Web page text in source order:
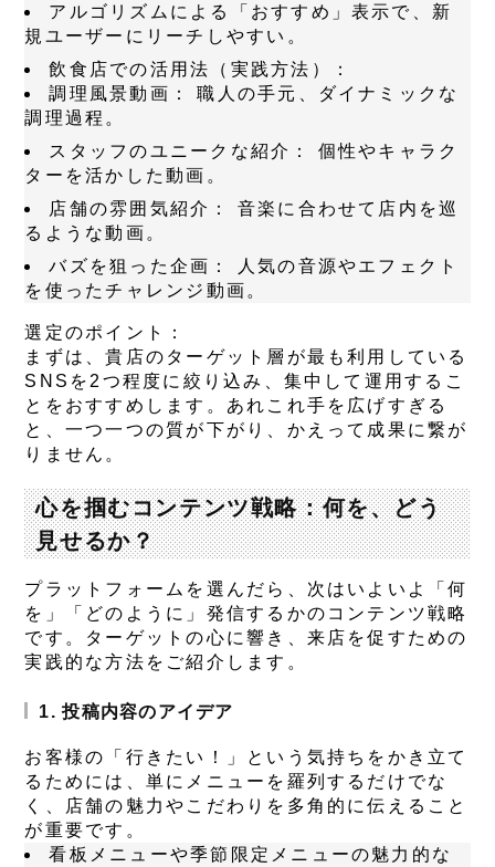
アルゴリズムによる「おすすめ」表示で、新
規ユーザーにリーチしやすい。
飲食店での活用法（実践方法）：
調理風景動画：
職人の手元、ダイナミックな
調理過程。
スタッフのユニークな紹介：
個性やキャラク
ターを活かした動画。
店舗の雰囲気紹介：
音楽に合わせて店内を巡
るような動画。
バズを狙った企画：
人気の音源やエフェクト
を使ったチャレンジ動画。
選定のポイント：
まずは、貴店のターゲット層が最も利用している
SNSを2つ程度に絞り込み、集中して運用するこ
とをおすすめします。あれこれ手を広げすぎる
と、一つ一つの質が下がり、かえって成果に繋が
りません。
心を掴むコンテンツ戦略：何を、どう
見せるか？
プラットフォームを選んだら、次はいよいよ「何
を」「どのように」発信するかのコンテンツ戦略
です。ターゲットの心に響き、来店を促すための
実践的な方法をご紹介します。
1. 投稿内容のアイデア
お客様の「行きたい！」という気持ちをかき立て
るためには、単にメニューを羅列するだけでな
く、店舗の魅力やこだわりを多角的に伝えること
が重要です。
看板メニューや季節限定メニューの魅力的な